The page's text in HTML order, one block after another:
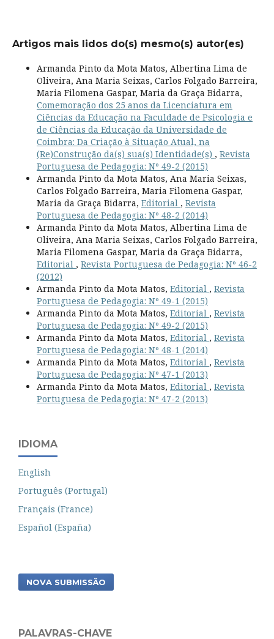
Artigos mais lidos do(s) mesmo(s) autor(es)
Armanda Pinto da Mota Matos, Albertina Lima de
Oliveira, Ana Maria Seixas, Carlos Folgado Barreira,
Maria Filomena Gaspar, Maria da Graça Bidarra,
Comemoração dos 25 anos da Licenciatura em
Ciências da Educação na Faculdade de Psicologia e
de Ciências da Educação da Universidade de
Coimbra: Da Criação à Situação Atual, na
(Re)Construção da(s) sua(s) Identidade(s) , Revista
Portuguesa de Pedagogia: Nº 49-2 (2015)
Armanda Pinto da Mota Matos, Ana Maria Seixas,
Carlos Folgado Barreira, Maria Filomena Gaspar,
Maria da Graça Bidarra, Editorial , Revista
Portuguesa de Pedagogia: Nº 48-2 (2014)
Armanda Pinto da Mota Matos, Albertina Lima de
Oliveira, Ana Maria Seixas, Carlos Folgado Barreira,
Maria Filomena Gaspar, Maria da Graça Bidarra,
Editorial , Revista Portuguesa de Pedagogia: Nº 46-2
(2012)
Armanda Pinto da Mota Matos, Editorial , Revista
Portuguesa de Pedagogia: Nº 49-1 (2015)
Armanda Pinto da Mota Matos, Editorial , Revista
Portuguesa de Pedagogia: Nº 49-2 (2015)
Armanda Pinto da Mota Matos, Editorial , Revista
Portuguesa de Pedagogia: Nº 48-1 (2014)
Armanda Pinto da Mota Matos, Editorial , Revista
Portuguesa de Pedagogia: Nº 47-1 (2013)
Armanda Pinto da Mota Matos, Editorial , Revista
Portuguesa de Pedagogia: Nº 47-2 (2013)
IDIOMA
English
Português (Portugal)
Français (France)
Español (España)
NOVA SUBMISSÃO
PALAVRAS-CHAVE